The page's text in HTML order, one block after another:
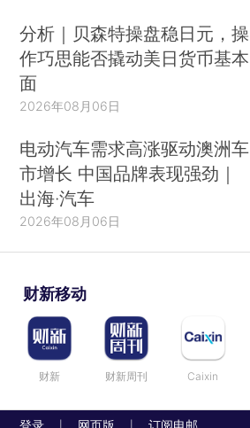
分析｜贝森特操盘稳日元，操
作巧思能否撬动美日货币基本
面
2026年08月06日
电动汽车需求高涨驱动澳洲车
市增长 中国品牌表现强劲｜
出海·汽车
2026年08月06日
财新移动
财新 财新周刊 Caixin
登录 网页版 订阅电邮